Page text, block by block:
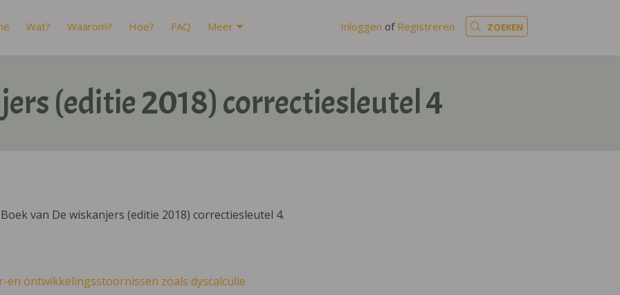
Wat? Waarom? Hoe? FAQ Meer Inloggen of Registreren ZOEKEN
(editie 2018) correctiesleutel 4
van De wiskanjers (editie 2018) correctiesleutel 4.
en ontwikkelingsstoornissen zoals dyscalculie